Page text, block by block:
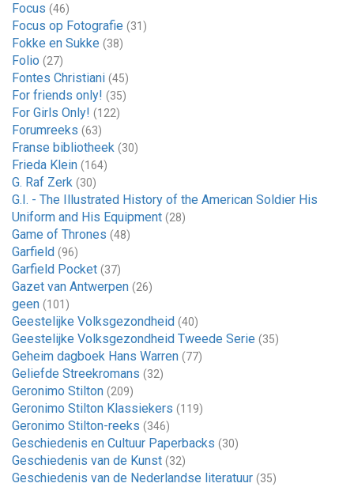
Focus (46)
Focus op Fotografie (31)
Fokke en Sukke (38)
Folio (27)
Fontes Christiani (45)
For friends only! (35)
For Girls Only! (122)
Forumreeks (63)
Franse bibliotheek (30)
Frieda Klein (164)
G. Raf Zerk (30)
G.I. - The Illustrated History of the American Soldier His
Uniform and His Equipment (28)
Game of Thrones (48)
Garfield (96)
Garfield Pocket (37)
Gazet van Antwerpen (26)
geen (101)
Geestelijke Volksgezondheid (40)
Geestelijke Volksgezondheid Tweede Serie (35)
Geheim dagboek Hans Warren (77)
Geliefde Streekromans (32)
Geronimo Stilton (209)
Geronimo Stilton Klassiekers (119)
Geronimo Stilton-reeks (346)
Geschiedenis en Cultuur Paperbacks (30)
Geschiedenis van de Kunst (32)
Geschiedenis van de Nederlandse literatuur (35)